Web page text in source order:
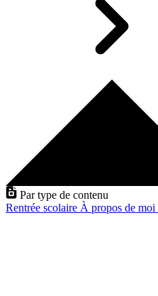
Par type de contenu
Rentrée scolaire À propos de moi